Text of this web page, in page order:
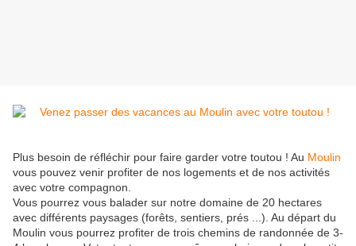
Plus besoin de réfléchir pour faire garder votre toutou ! Au Moulin
vous pouvez venir profiter de nos logements et de nos activités
avec votre compagnon.
Vous pourrez vous balader sur notre domaine de 20 hectares
avec différents paysages (forêts, sentiers, prés ...). Au départ du
Moulin vous pourrez profiter de trois chemins de randonnée de 3-